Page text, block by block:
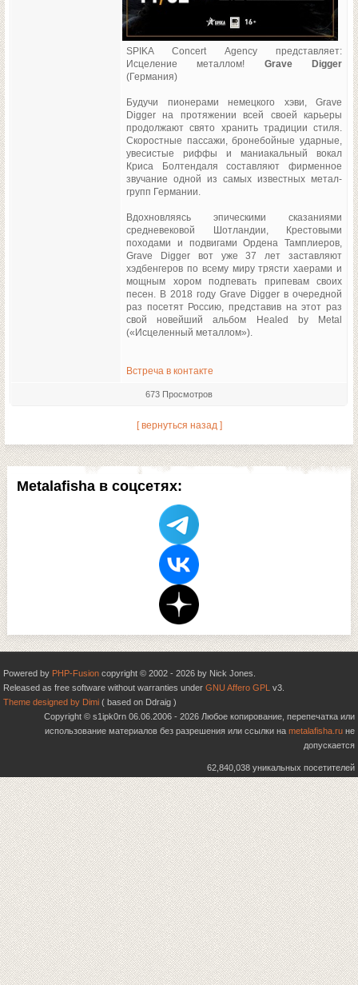
Metalafisha в соцсетях:
SPIKA Concert Agency представляет:
Исцеление металлом! Grave Digger
(Германия)
Будучи пионерами немецкого хэви, Grave
Digger на протяжении всей своей карьеры
продолжают свято хранить традиции стиля.
Скоростные пассажи, бронебойные ударные,
увесистые риффы и маниакальный вокал
Криса Болтендаля составляют фирменное
звучание одной из самых известных метал-
групп Германии.
Вдохновляясь эпическими сказаниями
средневековой Шотландии, Крестовыми
походами и подвигами Ордена Тамплиеров,
Grave Digger вот уже 37 лет заставляют
хэдбенгеров по всему миру трясти хаерами и
мощным хором подпевать припевам своих
песен. В 2018 году Grave Digger в очередной
раз посетят Россию, представив на этот раз
свой новейший альбом Healed by Metal
(«Исцеленный металлом»).
Встреча в контакте
673 Просмотров
[ вернуться назад ]
Powered by PHP-Fusion copyright © 2002 - 2026 by Nick Jones.
Released as free software without warranties under GNU Affero GPL v3.
Theme designed by Dimi ( based on Ddraig )
Copyright © s1ipk0rn 06.06.2006 - 2026 Любое копирование, перепечатка или
использование материалов без разрешения или ссылки на metalafisha.ru не
допускается
62,840,038 уникальных посетителей